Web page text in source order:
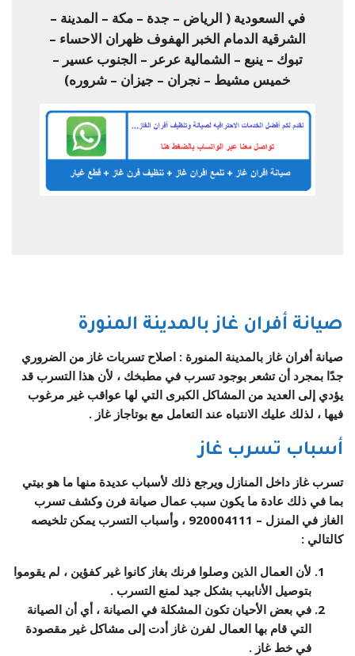
في السعودية ( الرياض – جدة – مكة – المدينة –
الشرقية الدمام الخبر الهفوف ظهران الاحساء –
تبوك – ينبع – الشمالية عرعر – الجنوب عسير –
خميس مشيط – نجران – جيزان – شروره)
صيانة أفران غاز بالمدينة المنورة
صيانة أفران غاز بالمدينة المنورة : اصلاح تسربات غاز من الضروري
جدًا بمجرد أن تشعر بوجود تسرب في مطبخك ، لأن هذا التسرب قد
يؤدي إلى العديد من المشاكل الكبرى التي لها عواقب غير مرغوب
فيها ، لذلك عليك الانتباه عند التعامل مع بوتاجاز غاز .
أسباب تسرب غاز
تسرب غاز داخل المنازل ويرجع ذلك لأسباب عديدة منها ما هو بيتي
بما في ذلك عادة ما يكون سبب عمال صيانة فرن وكشف تسرب
الغاز في المنزل – 920004111 ، وأسباب التسرب يمكن تلخيصه
كالتالي :
لأن العمال الذين وصلوا فرنك بغاز كانوا غير كفؤين ، لم يقوموا
بتوصيل الأنابيب بشكل جيد لمنع التسرب .
في بعض الأحيان تكون المشكلة في الصيانة ، أي أن الصيانة
التي قام بها العمال لفرن غاز أدت إلى مشاكل غير مقصودة
في خط غاز .